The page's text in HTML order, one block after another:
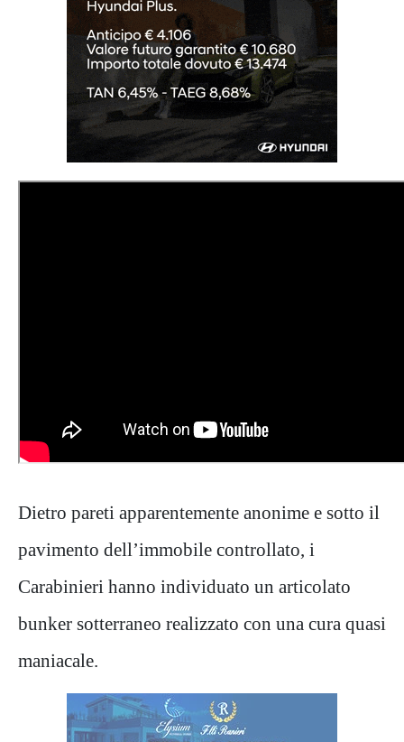
Dietro pareti apparentemente anonime e sotto il
pavimento dell’immobile controllato, i
Carabinieri hanno individuato un articolato
bunker sotterraneo realizzato con una cura quasi
maniacale.